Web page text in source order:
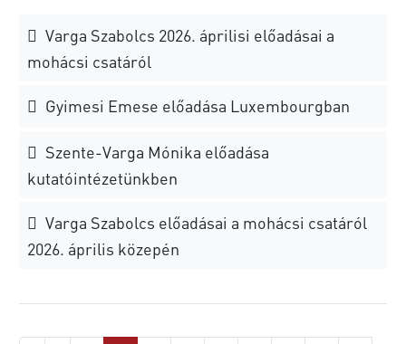
Varga Szabolcs 2026. áprilisi előadásai a
mohácsi csatáról
Gyimesi Emese előadása Luxembourgban
Szente-Varga Mónika előadása
kutatóintézetünkben
Varga Szabolcs előadásai a mohácsi csatáról
2026. április közepén